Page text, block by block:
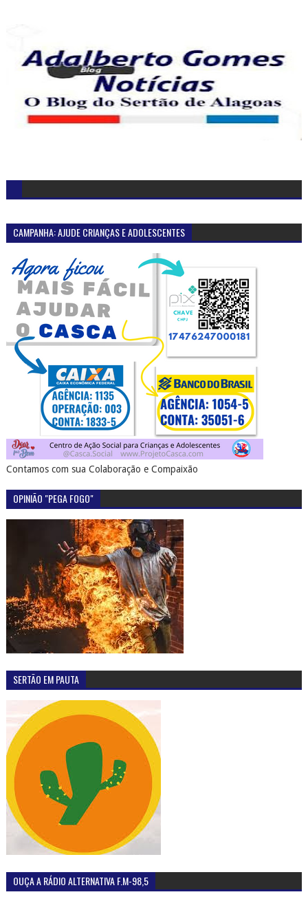
CAMPANHA: AJUDE CRIANÇAS E ADOLESCENTES
Contamos com sua Colaboração e Compaixão
OPINIÃO "PEGA FOGO"
SERTÃO EM PAUTA
OUÇA A RÁDIO ALTERNATIVA F.M-98,5